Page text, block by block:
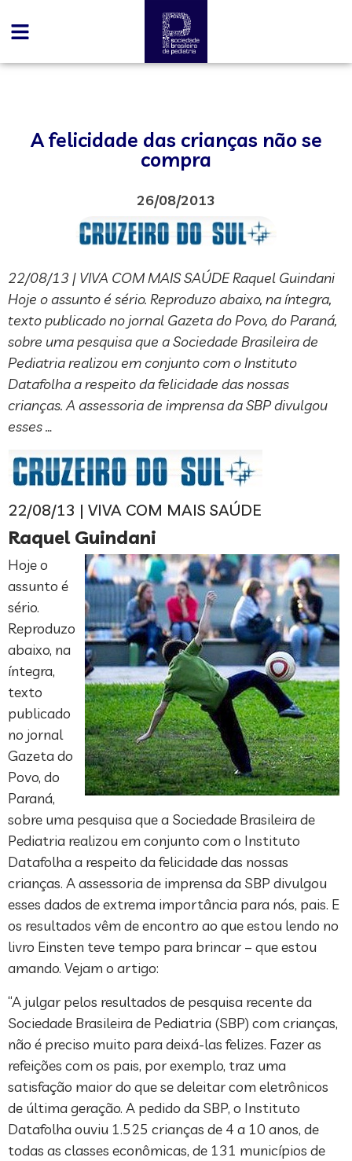
A felicidade das crianças não se
compra
26/08/2013
22/08/13 | VIVA COM MAIS SAÚDE Raquel Guindani
Hoje o assunto é sério. Reproduzo abaixo, na íntegra,
texto publicado no jornal Gazeta do Povo, do Paraná,
sobre uma pesquisa que a Sociedade Brasileira de
Pediatria realizou em conjunto com o Instituto
Datafolha a respeito da felicidade das nossas
crianças. A assessoria de imprensa da SBP divulgou
esses …
22/08/13 | VIVA COM MAIS SAÚDE
Raquel Guindani
Hoje o
assunto é
sério.
Reproduzo
abaixo, na
íntegra,
texto
publicado
no jornal
Gazeta do
Povo, do
Paraná,
sobre uma pesquisa que a Sociedade Brasileira de
Pediatria realizou em conjunto com o Instituto
Datafolha a respeito da felicidade das nossas
crianças. A assessoria de imprensa da SBP divulgou
esses dados de extrema importância para nós, pais. E
os resultados vêm de encontro ao que estou lendo no
livro Einsten teve tempo para brincar – que estou
amando. Vejam o artigo:
“A julgar pelos resultados de pesquisa recente da
Sociedade Brasileira de Pediatria (SBP) com crianças,
não é preciso muito para deixá-las felizes. Fazer as
refeições com os pais, por exemplo, traz uma
satisfação maior do que se deleitar com eletrônicos
de última geração. A pedido da SBP, o Instituto
Datafolha ouviu 1.525 crianças de 4 a 10 anos, de
todas as classes econômicas, de 131 municípios de